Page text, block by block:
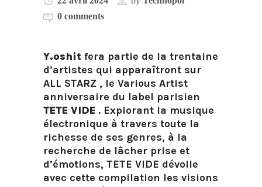
0 comments
Y.oshit fera partie de la trentaine
d’artistes qui apparaîtront sur
ALL STARZ , le Various Artist
anniversaire du label parisien
TETE VIDE . Explorant la musique
électronique à travers toute la
richesse de ses genres, à la
recherche de lâcher prise et
d’émotions, TETE VIDE dévoile
avec cette compilation les visions